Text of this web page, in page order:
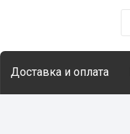
Доставка и оплата